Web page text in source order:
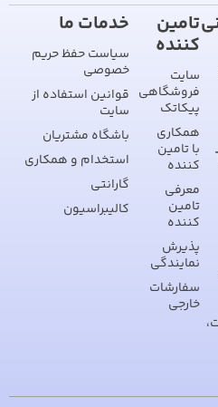
تامین
کننده
سایت
فروشگاهی
پیکاتک
همکاری
با تامین
کننده
معرفی
تامین
کننده
پذیرش
نمایندگی
سفارشات
خارجی
خدمات ما
سیاست حفظ حریم
خصوصی
قوانین استفاده از
سایت
باشگاه مشتریان
استخدام و همکاری
گارانتی
کالیبراسیون